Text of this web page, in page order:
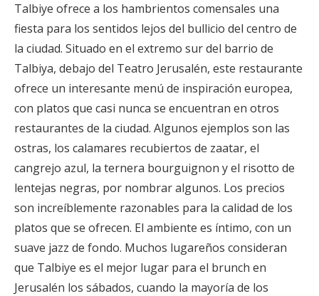
Talbiye ofrece a los hambrientos comensales una
fiesta para los sentidos lejos del bullicio del centro de
la ciudad. Situado en el extremo sur del barrio de
Talbiya, debajo del Teatro Jerusalén, este restaurante
ofrece un interesante menú de inspiración europea,
con platos que casi nunca se encuentran en otros
restaurantes de la ciudad. Algunos ejemplos son las
ostras, los calamares recubiertos de zaatar, el
cangrejo azul, la ternera bourguignon y el risotto de
lentejas negras, por nombrar algunos. Los precios
son increíblemente razonables para la calidad de los
platos que se ofrecen. El ambiente es íntimo, con un
suave jazz de fondo. Muchos lugareños consideran
que Talbiye es el mejor lugar para el brunch en
Jerusalén los sábados, cuando la mayoría de los